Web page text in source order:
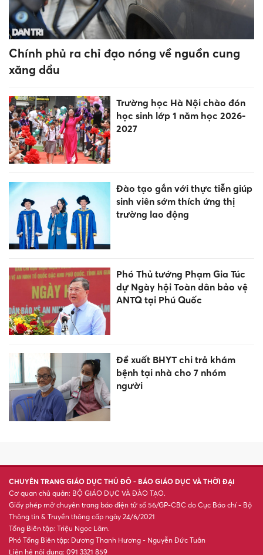
Livestream cảnh 'bốc đầu' xe
để câu view, nam thanh niên bị
phạt 12,5 triệu đồng
nhân sự cùng nhiều nội dung
quan trọng
giúp tăng cơ
nguồn cung xăng dầu
Trường học Hà Nội chào đón
học sinh lớp 1 năm học 2026-